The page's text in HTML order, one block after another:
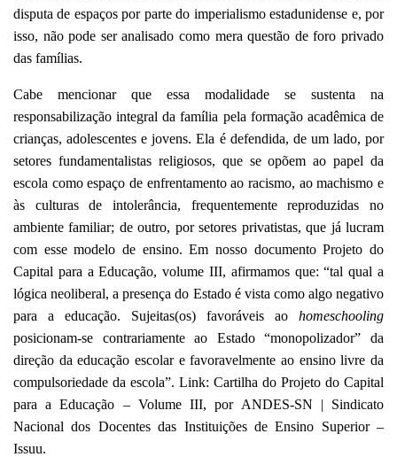
disputa de espaços por parte do imperialismo estadunidense e, por
isso, não pode ser analisado como mera questão de foro privado
das famílias.
Cabe mencionar que essa modalidade se sustenta na
responsabilização integral da família pela formação acadêmica de
crianças, adolescentes e jovens. Ela é defendida, de um lado, por
setores fundamentalistas religiosos, que se opõem ao papel da
escola como espaço de enfrentamento ao racismo, ao machismo e
às culturas de intolerância, frequentemente reproduzidas no
ambiente familiar; de outro, por setores privatistas, que já lucram
com esse modelo de ensino. Em nosso documento Projeto do
Capital para a Educação, volume III, afirmamos que: “tal qual a
lógica neoliberal, a presença do Estado é vista como algo negativo
para a educação. Sujeitas(os) favoráveis ao homeschooling
posicionam-se contrariamente ao Estado “monopolizador” da
direção da educação escolar e favoravelmente ao ensino livre da
compulsoriedade da escola”. Link: Cartilha do Projeto do Capital
para a Educação – Volume III, por ANDES-SN | Sindicato
Nacional dos Docentes das Instituições de Ensino Superior –
Issuu.